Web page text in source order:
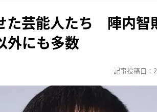
た芸能人たち 陣内智
にも多数
記事投稿日：